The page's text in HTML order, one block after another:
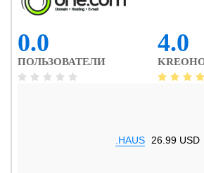
0.0
ПОЛЬЗОВАТЕЛИ
4.0
.HAUS 26.99 USD